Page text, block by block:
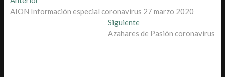
de
anterior:
AION Información especial coronavirus 27 marzo 2020
SiguienteEntrada
siguiente:
Azahares de Pasión coronavirus